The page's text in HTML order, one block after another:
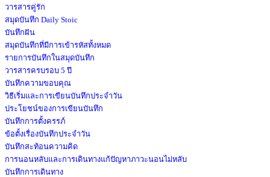
วารสารคู่รัก
สมุดบันทึก Daily Stoic
บันทึกฝัน
สมุดบันทึกที่มีการเข้ารหัสทั้งหมด
รายการบันทึกในสมุดบันทึก
วารสารครบรอบ 5 ปี
บันทึกความขอบคุณ
วิธีเริ่มและการเขียนบันทึกประจำวัน
ประโยชน์ของการเขียนบันทึก
บันทึกการตั้งครรภ์
ข้อตั้งเรื่องบันทึกประจำวัน
บันทึกสะท้อนความคิด
การนอนหลับและการเดินทางแก้ปัญหาภาวะนอนไม่หลับ
บันทึกการเดินทาง